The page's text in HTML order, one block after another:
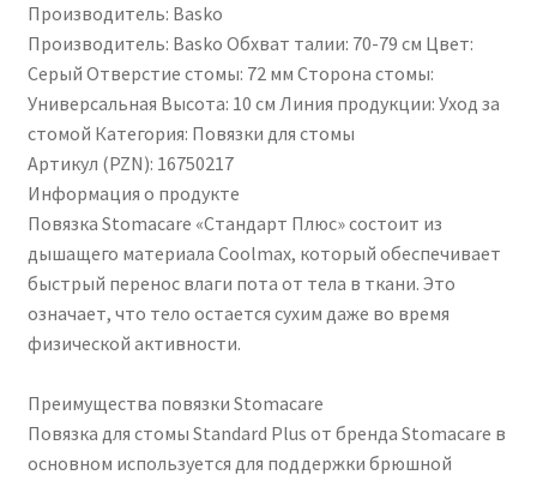
Производитель: Basko
Производитель: Basko Обхват талии: 70-79 см Цвет:
Серый Отверстие стомы: 72 мм Сторона стомы:
Универсальная Высота: 10 см Линия продукции: Уход за
стомой Категория: Повязки для стомы
Артикул (PZN): 16750217
Информация о продукте
Повязка Stomacare «Стандарт Плюс» состоит из
дышащего материала Coolmax, который обеспечивает
быстрый перенос влаги пота от тела в ткани. Это
означает, что тело остается сухим даже во время
физической активности.
Преимущества повязки Stomacare
Повязка для стомы Standard Plus от бренда Stomacare в
основном используется для поддержки брюшной